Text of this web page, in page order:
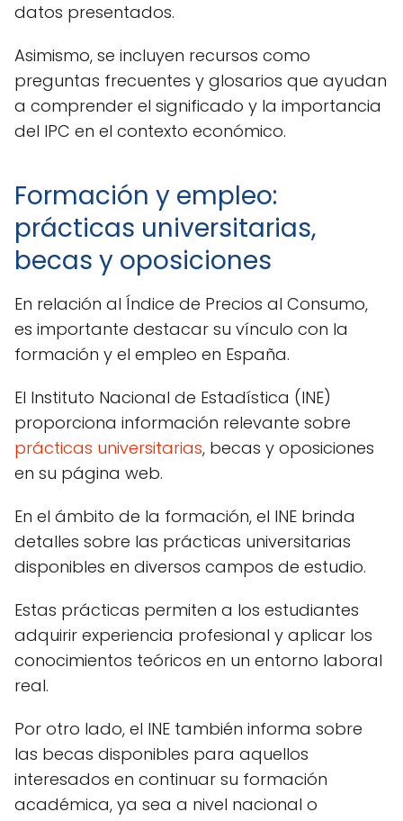
datos presentados.
Asimismo, se incluyen recursos como
preguntas frecuentes y glosarios que ayudan
a comprender el significado y la importancia
del IPC en el contexto económico.
Formación y empleo:
prácticas universitarias,
becas y oposiciones
En relación al Índice de Precios al Consumo,
es importante destacar su vínculo con la
formación y el empleo en España.
El Instituto Nacional de Estadística (INE)
proporciona información relevante sobre
prácticas universitarias, becas y oposiciones
en su página web.
En el ámbito de la formación, el INE brinda
detalles sobre las prácticas universitarias
disponibles en diversos campos de estudio.
Estas prácticas permiten a los estudiantes
adquirir experiencia profesional y aplicar los
conocimientos teóricos en un entorno laboral
real.
Por otro lado, el INE también informa sobre
las becas disponibles para aquellos
interesados en continuar su formación
académica, ya sea a nivel nacional o